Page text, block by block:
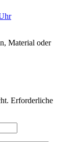
Material oder
Erforderliche